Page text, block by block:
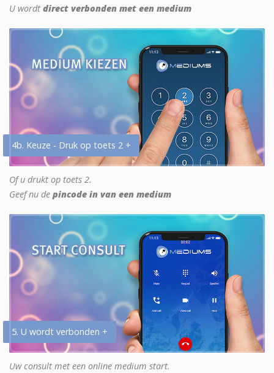
U wordt direct verbonden met een medium
4b. Keuze - Druk op toets 2 +
Of u drukt op toets 2.
Geef nu de pincode in van een medium
5. U wordt verbonden +
Uw consult met een online medium start.